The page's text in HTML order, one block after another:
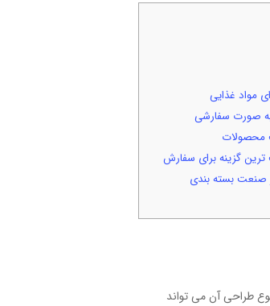
مواد غذایی
به صورت سفارشی
محصولات
ترین گزینه برای سفارش
صنعت بسته بندی
طراحی آن می تواند